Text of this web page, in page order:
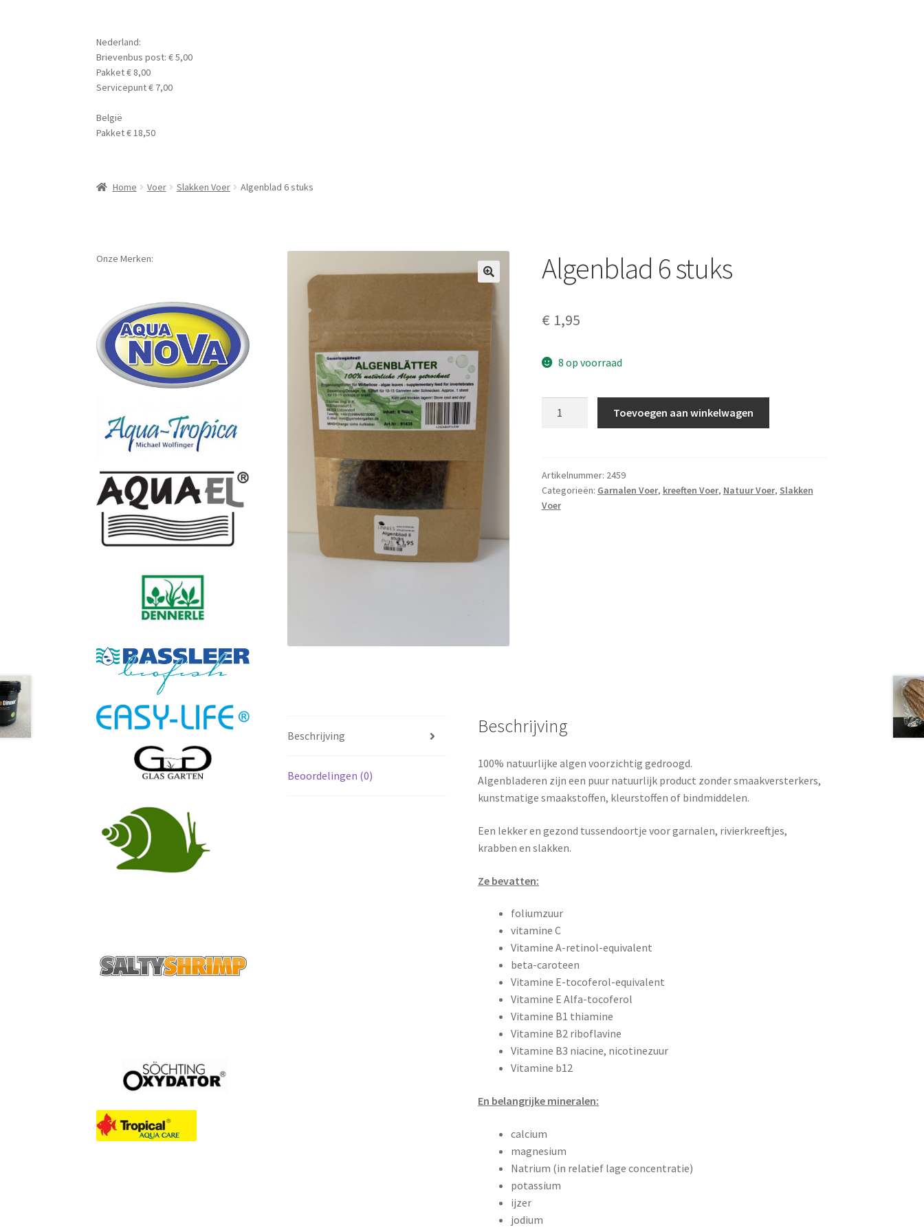
Nederland:
Brievenbus post: € 5,00
Pakket € 8,00
Servicepunt € 7,00
België
Pakket € 18,50
Home Voer Slakken Voer Algenblad 6 stuks
Algenblad 6 stuks
€ 1,95
8 op voorraad
Toevoegen aan winkelwagen
Artikelnummer: 2459
Categorieën: Garnalen Voer, kreeften Voer, Natuur Voer, Slakken
Voer
Beschrijving
Beoordelingen (0)
Beschrijving
100% natuurlijke algen voorzichtig gedroogd.
Algenbladeren zijn een puur natuurlijk product zonder smaakversterkers,
kunstmatige smaakstoffen, kleurstoffen of bindmiddelen.
Een lekker en gezond tussendoortje voor garnalen, rivierkreeftjes,
krabben en slakken.
Ze bevatten:
foliumzuur
vitamine C
Vitamine A-retinol-equivalent
beta-caroteen
Vitamine E-tocoferol-equivalent
Vitamine E Alfa-tocoferol
Vitamine B1 thiamine
Vitamine B2 riboflavine
Vitamine B3 niacine, nicotinezuur
Vitamine b12
En belangrijke mineralen:
calcium
magnesium
Natrium (in relatief lage concentratie)
potassium
ijzer
jodium
Onze Merken: